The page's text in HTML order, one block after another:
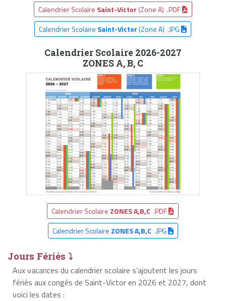
Calendrier Scolaire Saint-Victor (Zone A) .PDF
Calendrier Scolaire Saint-Victor(Zone A) .JPG
Calendrier Scolaire 2026-2027
ZONES A, B, C
Calendrier Scolaire ZONES A,B,C .PDF
Calendrier Scolaire ZONES A,B,C.JPG
Jours Fériés ⤵
Aux vacances du calendrier scolaire s’ajoutent les jours
fériés aux congés de Saint-Victor en 2026 et 2027, dont
voici les dates :